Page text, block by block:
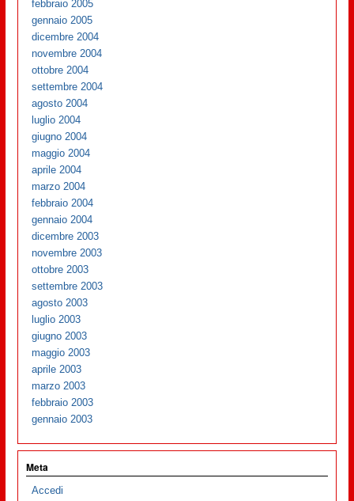
febbraio 2005
gennaio 2005
dicembre 2004
novembre 2004
ottobre 2004
settembre 2004
agosto 2004
luglio 2004
giugno 2004
maggio 2004
aprile 2004
marzo 2004
febbraio 2004
gennaio 2004
dicembre 2003
novembre 2003
ottobre 2003
settembre 2003
agosto 2003
luglio 2003
giugno 2003
maggio 2003
aprile 2003
marzo 2003
febbraio 2003
gennaio 2003
Meta
Accedi